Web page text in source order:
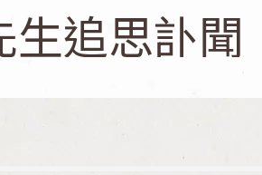
追思訃聞